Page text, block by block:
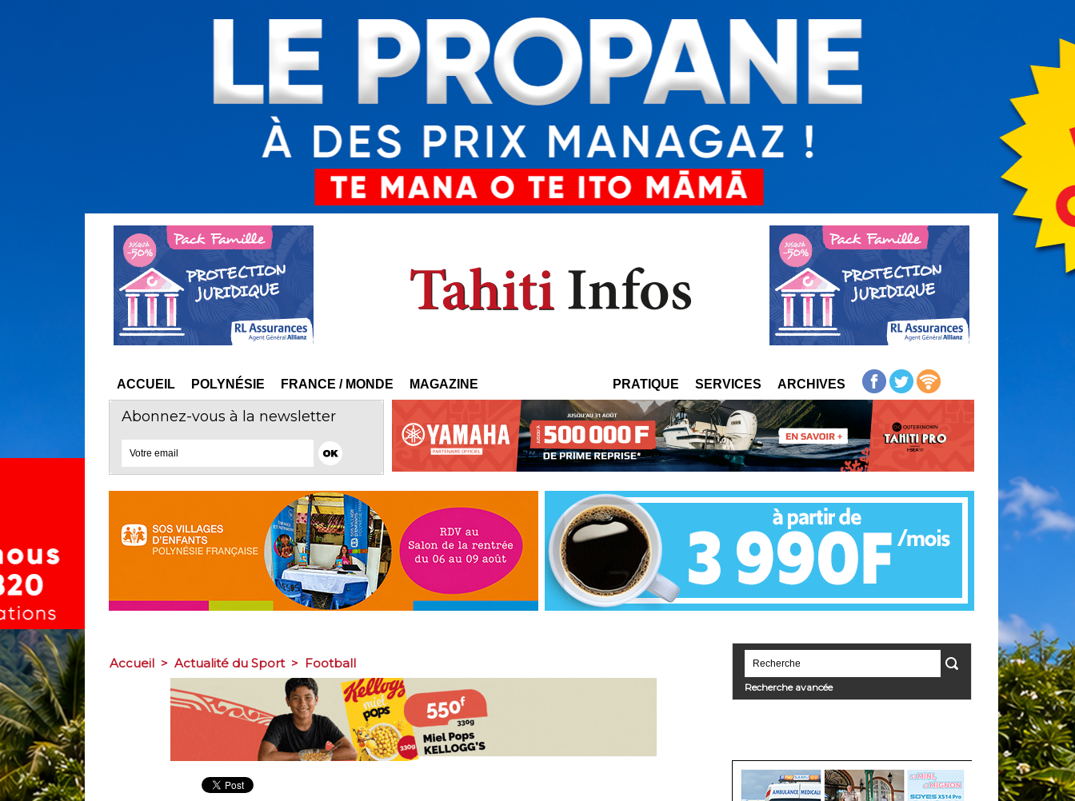
ACCUEIL POLYNÉSIE FRANCE / MONDE MAGAZINE PRATIQUE SERVICES ARCHIVES
Abonnez-vous à la newsletter
Accueil > Actualité du Sport > Football
Recherche avancée